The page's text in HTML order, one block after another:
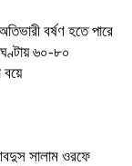
বর্ষণ হতে পারে
৬০-৮০
সালাম ওরফে